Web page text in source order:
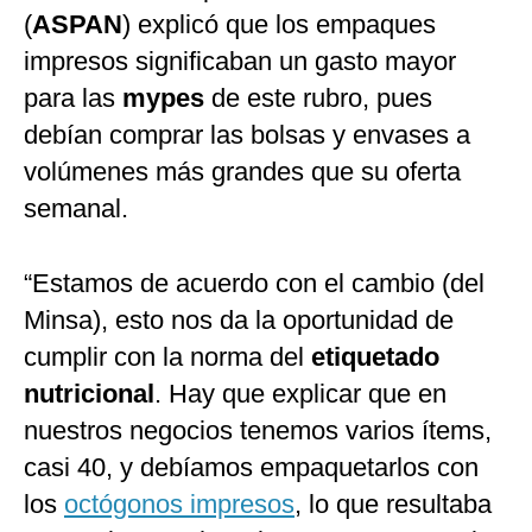
(ASPAN) explicó que los empaques
impresos significaban un gasto mayor
para las mypes de este rubro, pues
debían comprar las bolsas y envases a
volúmenes más grandes que su oferta
semanal.
“Estamos de acuerdo con el cambio (del
Minsa), esto nos da la oportunidad de
cumplir con la norma del etiquetado
nutricional. Hay que explicar que en
nuestros negocios tenemos varios ítems,
casi 40, y debíamos empaquetarlos con
los octógonos impresos, lo que resultaba